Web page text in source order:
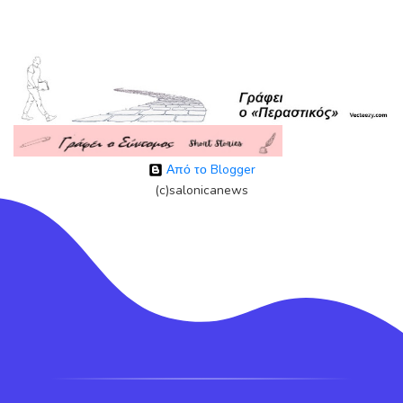
Από το Blogger
(c)salonicanews